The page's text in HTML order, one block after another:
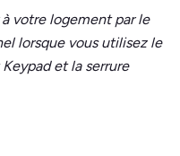
votre logement par le
lorsque vous utilisez le
et la serrure